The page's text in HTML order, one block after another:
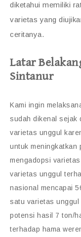
diketahui memiliki
varietas yang
ceritanya.
Latar
Sintanur
Kami ingin
sudah dikenal sejak
varietas unggul
untuk meningkatkan
mengadopsi
varietas unggul
nasional mencapai
satu varietas unggul
potensi hasil 7 ton/
terhadap hama